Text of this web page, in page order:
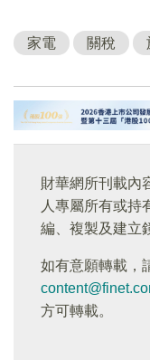
家電 關稅
財華網所刊載內
人專屬所有或持
編、複製及建立
如有意願轉載，
方可轉載。